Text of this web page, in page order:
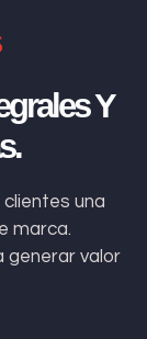
Y
una
marca.
generar valor